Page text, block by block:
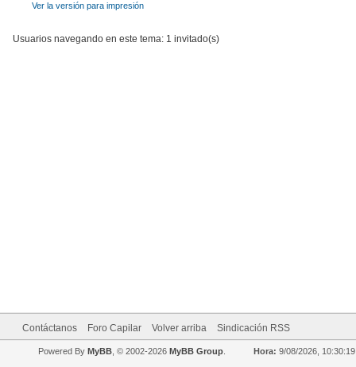
Ver la versión para impresión
Usuarios navegando en este tema: 1 invitado(s)
Contáctanos Foro Capilar Volver arriba Sindicación RSS
Hora: 9/08/2026, 10:30:19
Powered By MyBB, © 2002-2026 MyBB Group.